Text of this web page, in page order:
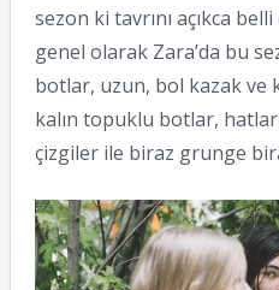
sezon ki tavrını açıkca
genel olarak Zara’da bu
botlar, uzun, bol kazak ve
kalın topuklu botlar,
çizgiler ile biraz grunge